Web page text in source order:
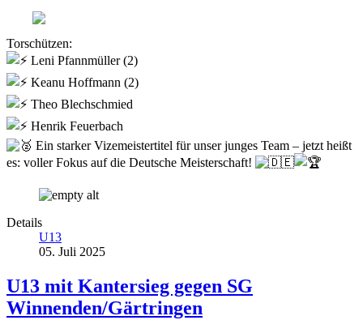
Torschützen:
Leni Pfannmüller (2)
Keanu Hoffmann (2)
Theo Blechschmied
Henrik Feuerbach
Ein starker Vizemeistertitel für unser junges Team – jetzt heißt
es: voller Fokus auf die Deutsche Meisterschaft!
Details
U13
05. Juli 2025
U13 mit Kantersieg gegen SG
Winnenden/Gärtringen